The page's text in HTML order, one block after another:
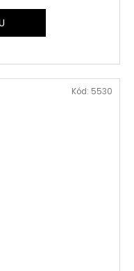
Kód: 5530